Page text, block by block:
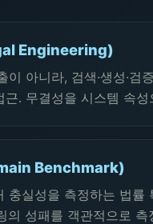
Engineering)
아니라, 검색·생성·검
. 무결성을 시스템 속성
Benchmark)
충실성을 측정하는 법
의 성패를 객관적으로 측